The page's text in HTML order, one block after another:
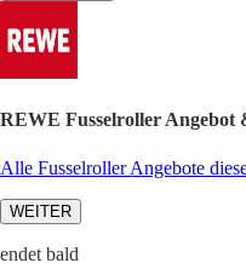
REWE Fusselroller Angebot
Alle Fusselroller Angebote
WEITER
endet bald